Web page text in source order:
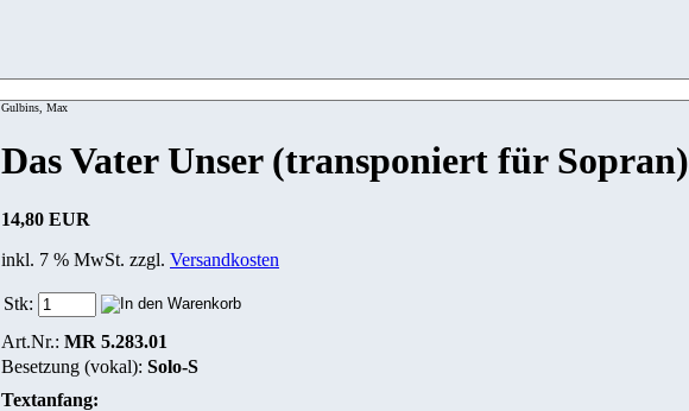
Gulbins, Max
Das Vater Unser (transponiert für Sopran)
14,80 EUR
inkl. 7 % MwSt. zzgl. Versandkosten
Stk:
Art.Nr.: MR 5.283.01
Besetzung (vokal): Solo-S
Textanfang: